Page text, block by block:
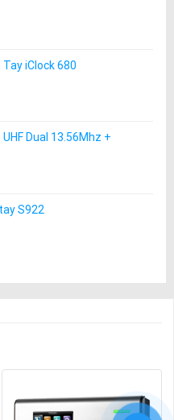
iClock 680
Dual 13.56Mhz +
S922